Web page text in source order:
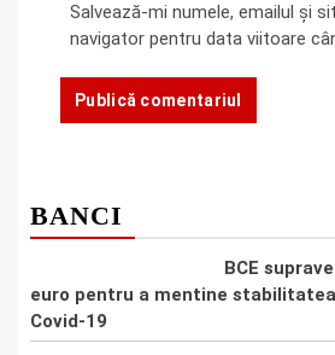
Salvează-mi numele, emailul și
navigator pentru data viitoare
BANCI
BCE
euro pentru a mentine
Covid-19